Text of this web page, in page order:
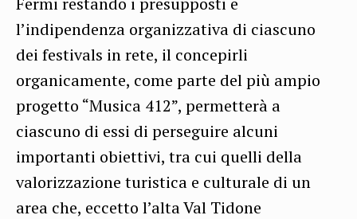
l’indipendenza organizzativa di ciascuno
dei festivals in rete, il concepirli
organicamente, come parte del più ampio
progetto “Musica 412”, permetterà a
ciascuno di essi di perseguire alcuni
importanti obiettivi, tra cui quelli della
valorizzazione turistica e culturale di un
area che, eccetto l’alta Val Tidone